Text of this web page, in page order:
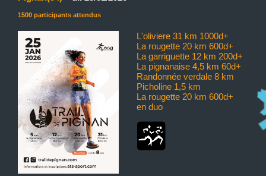
1500 participants attendus
L'oliviere 31 km 1000d+
La rougette 20 km 600d+
La garriguette 12 km 200d+
La pignanaise 4,5 km 60d+
Randonnée verdale 8 km
Picholine 1,5 km
La rougette 20 km 600d+
en duo